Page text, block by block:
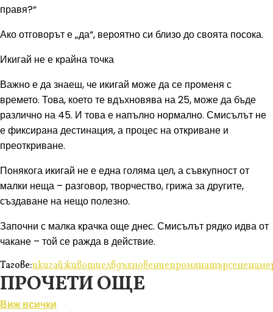
правя?“
Ако отговорът е „да“, вероятно си близо до своята посока.
Икигай не е крайна точка
Важно е да знаеш, че икигай може да се променя с
времето. Това, което те вдъхновява на 25, може да бъде
различно на 45. И това е напълно нормално. Смисълът не
е фиксирана дестинация, а процес на откриване и
преоткриване.
Понякога икигай не е една голяма цел, а съвкупност от
малки неща – разговор, творчество, грижа за другите,
създаване на нещо полезно.
Започни с малка крачка още днес. Смисълът рядко идва от
чакане – той се ражда в действие.
Тагове:икигайживотцелвдъхновениепромянатърсене
ПРОЧЕТИ ОЩЕ
Виж всички